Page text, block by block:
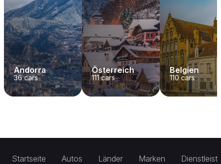
Andorra
36cars
Österreich
111cars
Belgien
110 cars
Startseite Autos Länder Marken